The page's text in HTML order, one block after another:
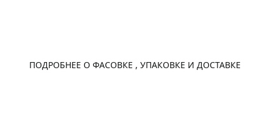
ПОДРОБНЕЕ О ФАСОВКЕ , УПАКОВКЕ И ДОСТАВКЕ